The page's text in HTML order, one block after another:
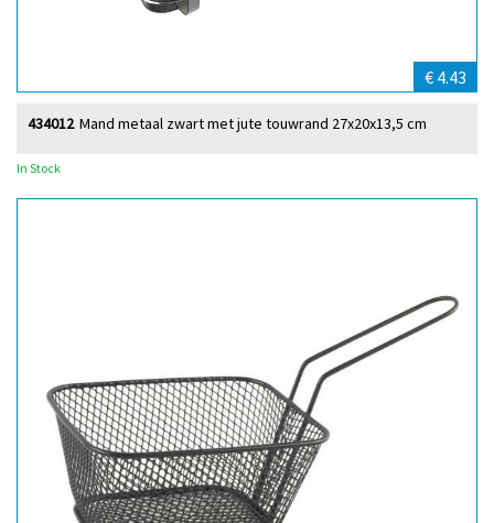
€ 4.43
Mand metaal zwart met jute touwrand 27x20x13,5 cm
434012
In Stock